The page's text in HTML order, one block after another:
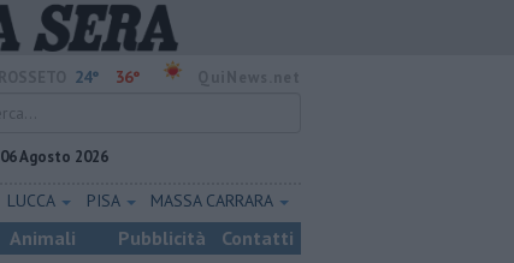
24° 36°
06 Agosto 2026
LUCCA PISA MASSA CARRARA
Animali Pubblicità Contatti